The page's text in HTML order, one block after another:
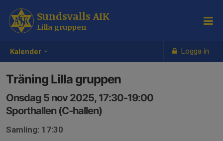
Kalender Logga in
Sundsvalls AIK
Lilla gruppen
Träning Lilla gruppen
Onsdag 5 nov 2025, 17:30-19:00
Sporthallen (C-hallen)
Samling: 17:30